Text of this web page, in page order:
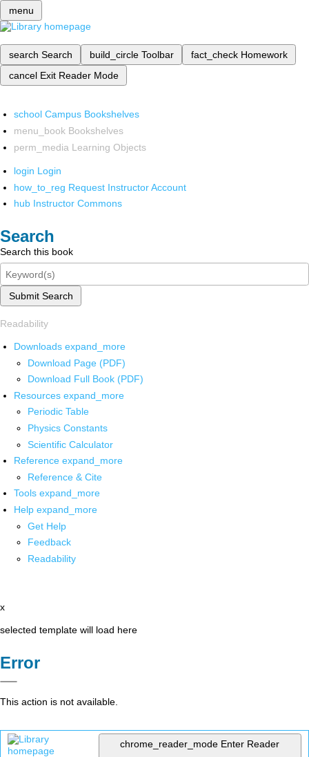
menu
search Search build_circle Toolbar fact_check Homework
cancel Exit Reader Mode
school Campus Bookshelves
menu_book Bookshelves
perm_media Learning Objects
login Login
how_to_reg Request Instructor Account
hub Instructor Commons
Search
Search this book
Submit Search
Readability
Downloads expand_more
Download Page (PDF)
Download Full Book (PDF)
Resources expand_more
Periodic Table
Physics Constants
Scientific Calculator
Reference expand_more
Reference & Cite
Tools expand_more
Help expand_more
Get Help
Feedback
Readability
x
selected template will load here
Error
This action is not available.
chrome_reader_mode Enter Reader